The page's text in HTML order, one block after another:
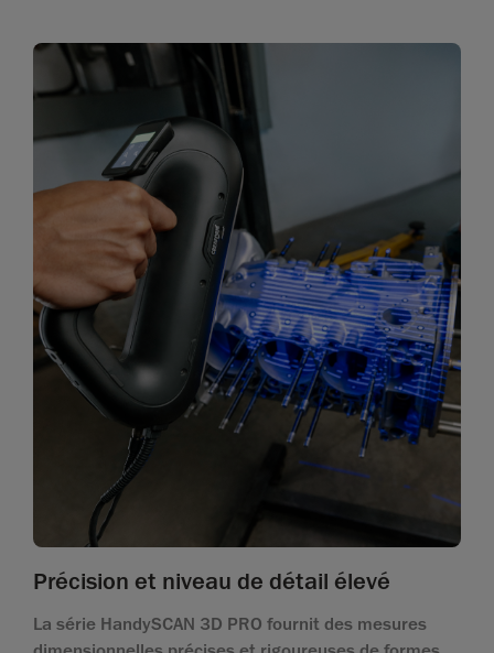
Précision et niveau de détail élevé
La série HandySCAN 3D PRO fournit des mesures